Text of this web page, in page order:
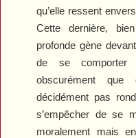
qu’elle ressent
Cette dernière,
profonde gène
de se comporter
obscurément que
décidément pas
s’empêcher de se
moralement mais